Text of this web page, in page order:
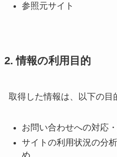
参照元サイト
2. 情報の利用目的
取得した情報は、以下の目
お問い合わせへの対応
サイトの利用状況の分
め